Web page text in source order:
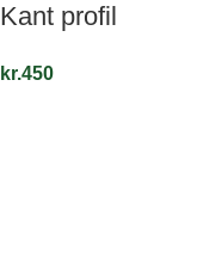
Kant profil
kr.450